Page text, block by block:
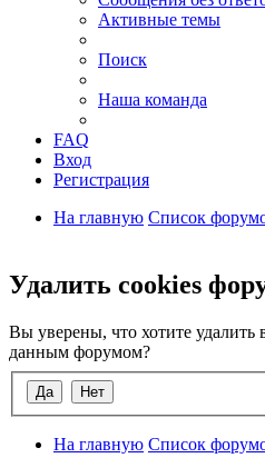
Активные темы
Поиск
Наша команда
FAQ
Вход
Регистрация
На главную Список
Удалить cookies
Вы уверены, что хотите удалить
данным форумом?
На главную Список